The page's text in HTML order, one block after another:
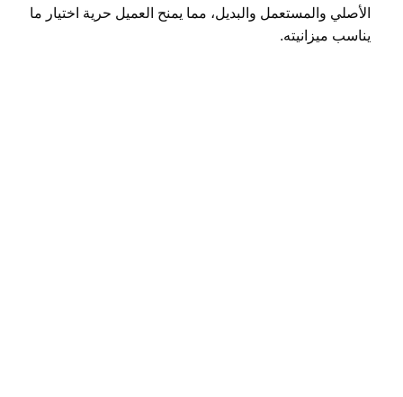
الأصلي والمستعمل والبديل، مما يمنح العميل حرية اختيار ما
يناسب ميزانيته.